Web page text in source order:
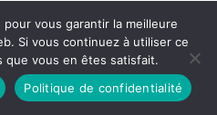
Politique de Confidentialité
DIEUDUDIABLE
vous garantir la meilleure
Si vous continuez à utiliser ce
que vous en êtes satisfait.
Politique de confidentialité